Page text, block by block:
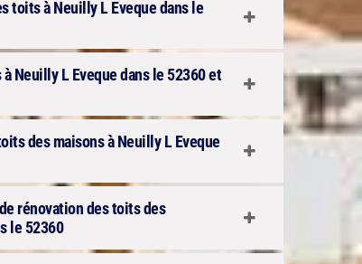
toits à Neuilly L Eveque dans le
Neuilly L Eveque dans le 52360 et
des maisons à Neuilly L Eveque
rénovation des toits des
le 52360